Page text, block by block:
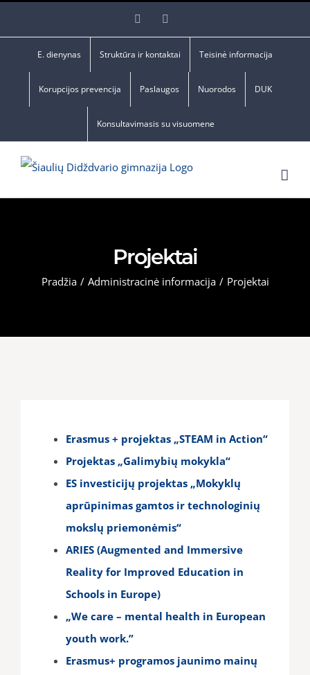
Facebook
E. dienynas Struktūra ir kontaktai Teisinė informacija
Korupcijos prevencija Paslaugos Nuorodos DUK
Konsultavimasis su visuomene
Projektai
Pradžia / Administracinė informacija / Projektai
Erasmus + projektas „STEAM in Action“
Projektas „Galimybių mokykla“
ES investicijų projektas „Mokyklų
aprūpinimas gamtos ir technologinių
mokslų priemonėmis“
ARIES (Augmented and Immersive
Reality for Improved Education in
Schools in Europe)
„We care – mental health in European
youth work.”
Erasmus+ programos jaunimo mainų